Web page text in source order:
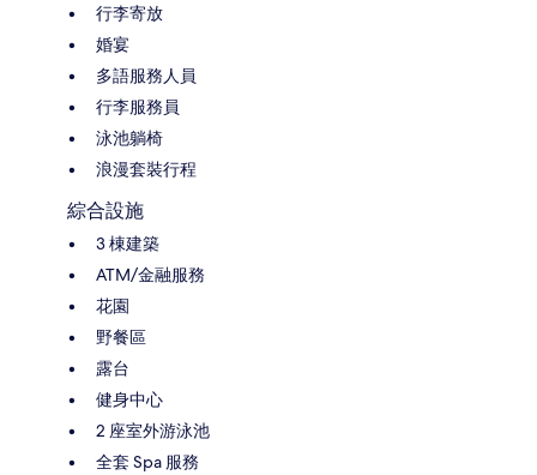
行李寄放
婚宴
多語服務人員
行李服務員
泳池躺椅
浪漫套裝行程
綜合設施
3 棟建築
ATM/金融服務
花園
野餐區
露台
健身中心
2 座室外游泳池
全套 Spa 服務